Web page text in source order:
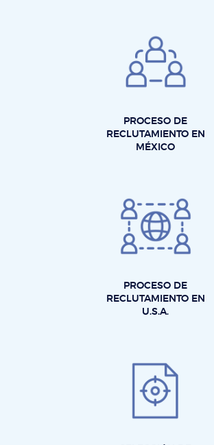
PROCESO DE
RECLUTAMIENTO EN
MÉXICO
PROCESO DE
RECLUTAMIENTO EN
U.S.A.